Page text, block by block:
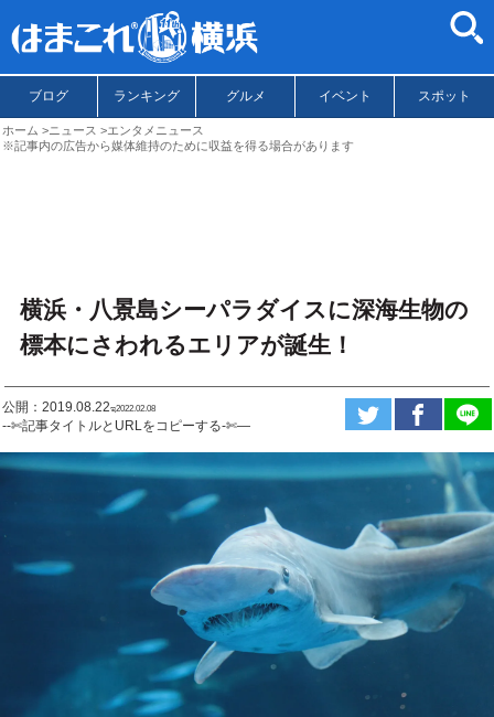
ブログ ランキング グルメ イベント スポット
ホーム ニュース
エンタメニュース
※記事内の広告から媒体維持のために収益を得る場合があります
横浜・八景島シーパラダイスに深海生物の
標本にさわれるエリアが誕生！
公開：2019.08.22ಇ2022.02.08
--✄記事タイトルとURLをコピーする-✄—